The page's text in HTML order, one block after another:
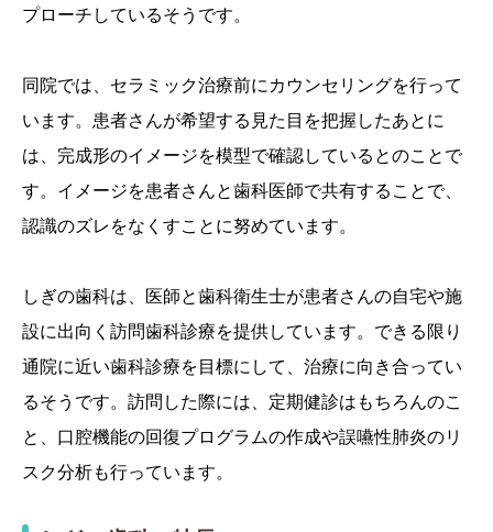
プローチしているそうです。
同院では、セラミック治療前にカウンセリングを行って
います。患者さんが希望する見た目を把握したあとに
は、完成形のイメージを模型で確認しているとのことで
す。イメージを患者さんと歯科医師で共有することで、
認識のズレをなくすことに努めています。
しぎの歯科は、医師と歯科衛生士が患者さんの自宅や施
設に出向く訪問歯科診療を提供しています。できる限り
通院に近い歯科診療を目標にして、治療に向き合ってい
るそうです。訪問した際には、定期健診はもちろんのこ
と、口腔機能の回復プログラムの作成や誤嚥性肺炎のリ
スク分析も行っています。